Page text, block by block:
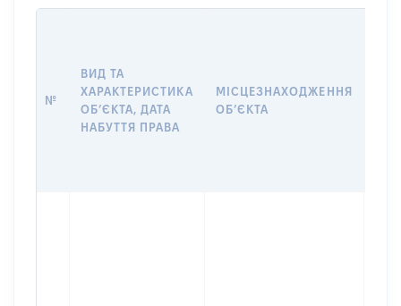
№
ВИД ТА
ХАРАКТЕРИСТИКА
ОБʼЄКТА, ДАТА
НАБУТТЯ ПРАВА
МІСЦЕЗНАХОДЖЕННЯ
ОБʼЄКТА